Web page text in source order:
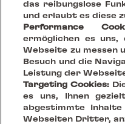
das reibungslose
und erlaubt es diese
Performance
ermöglichen es
Webseite zu messen
Besuch und die
Leistung der
Targeting Cookies:
es uns, Ihnen
abgestimmte
Webseiten Dritter,